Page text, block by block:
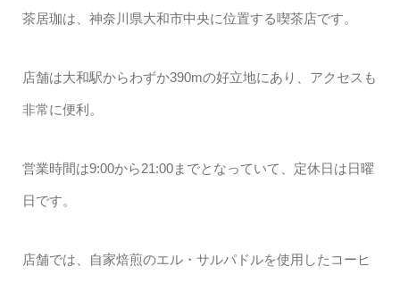
茶居珈は、神奈川県大和市中央に位置する喫茶店です。
店舗は大和駅からわずか390mの好立地にあり、アクセスも
非常に便利。
営業時間は9:00から21:00までとなっていて、定休日は日曜
日です。
店舗では、自家焙煎のエル・サルパドルを使用したコーヒ